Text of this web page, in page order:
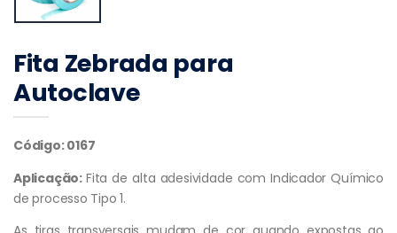
Fita Zebrada para
Autoclave
Código: 0167
Aplicação:Fita de alta adesividade com Indicador Químico
de processo Tipo 1.